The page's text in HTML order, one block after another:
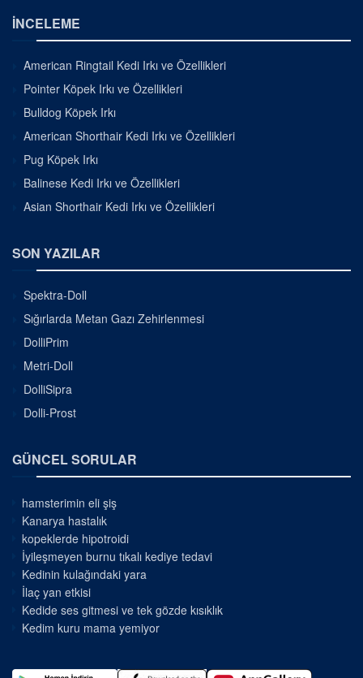
İNCELEME
American Ringtail Kedi Irkı ve Özellikleri
Pointer Köpek Irkı ve Özellikleri
Bulldog Köpek Irkı
American Shorthair Kedi Irkı ve Özellikleri
Pug Köpek Irkı
Balinese Kedi Irkı ve Özellikleri
Asian Shorthair Kedi Irkı ve Özellikleri
SON YAZILAR
Spektra-Doll
Sığırlarda Metan Gazı Zehirlenmesi
DolliPrim
Metri-Doll
DolliSipra
Dolli-Prost
GÜNCEL SORULAR
hamsterimin eli şiş
Kanarya hastalık
kopeklerde hipotroidi
İyileşmeyen burnu tıkalı kediye tedavi
Kedinin kulağındaki yara
İlaç yan etkisi
Kedide ses gitmesi ve tek gözde kısıklık
Kedim kuru mama yemiyor